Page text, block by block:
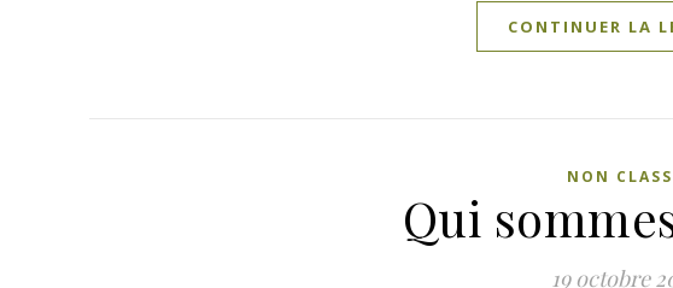
CONTINUER LA
NON
Qui
19 octobre